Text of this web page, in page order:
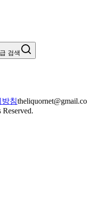
검색
침